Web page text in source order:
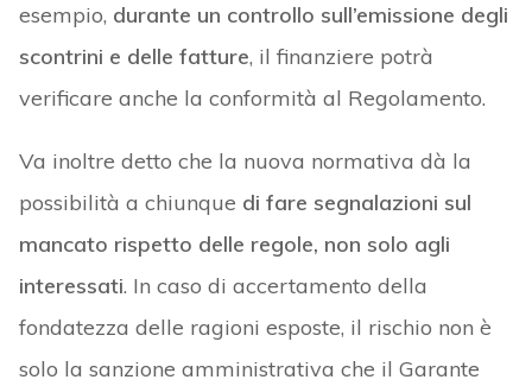
esempio, durante un controllo sull’emissione degli
scontrini e delle fatture, il finanziere potrà
verificare anche la conformità al Regolamento.
Va inoltre detto che la nuova normativa dà la
possibilità a chiunque di fare segnalazioni sul
mancato rispetto delle regole, non solo agli
interessati. In caso di accertamento della
fondatezza delle ragioni esposte, il rischio non è
solo la sanzione amministrativa che il Garante